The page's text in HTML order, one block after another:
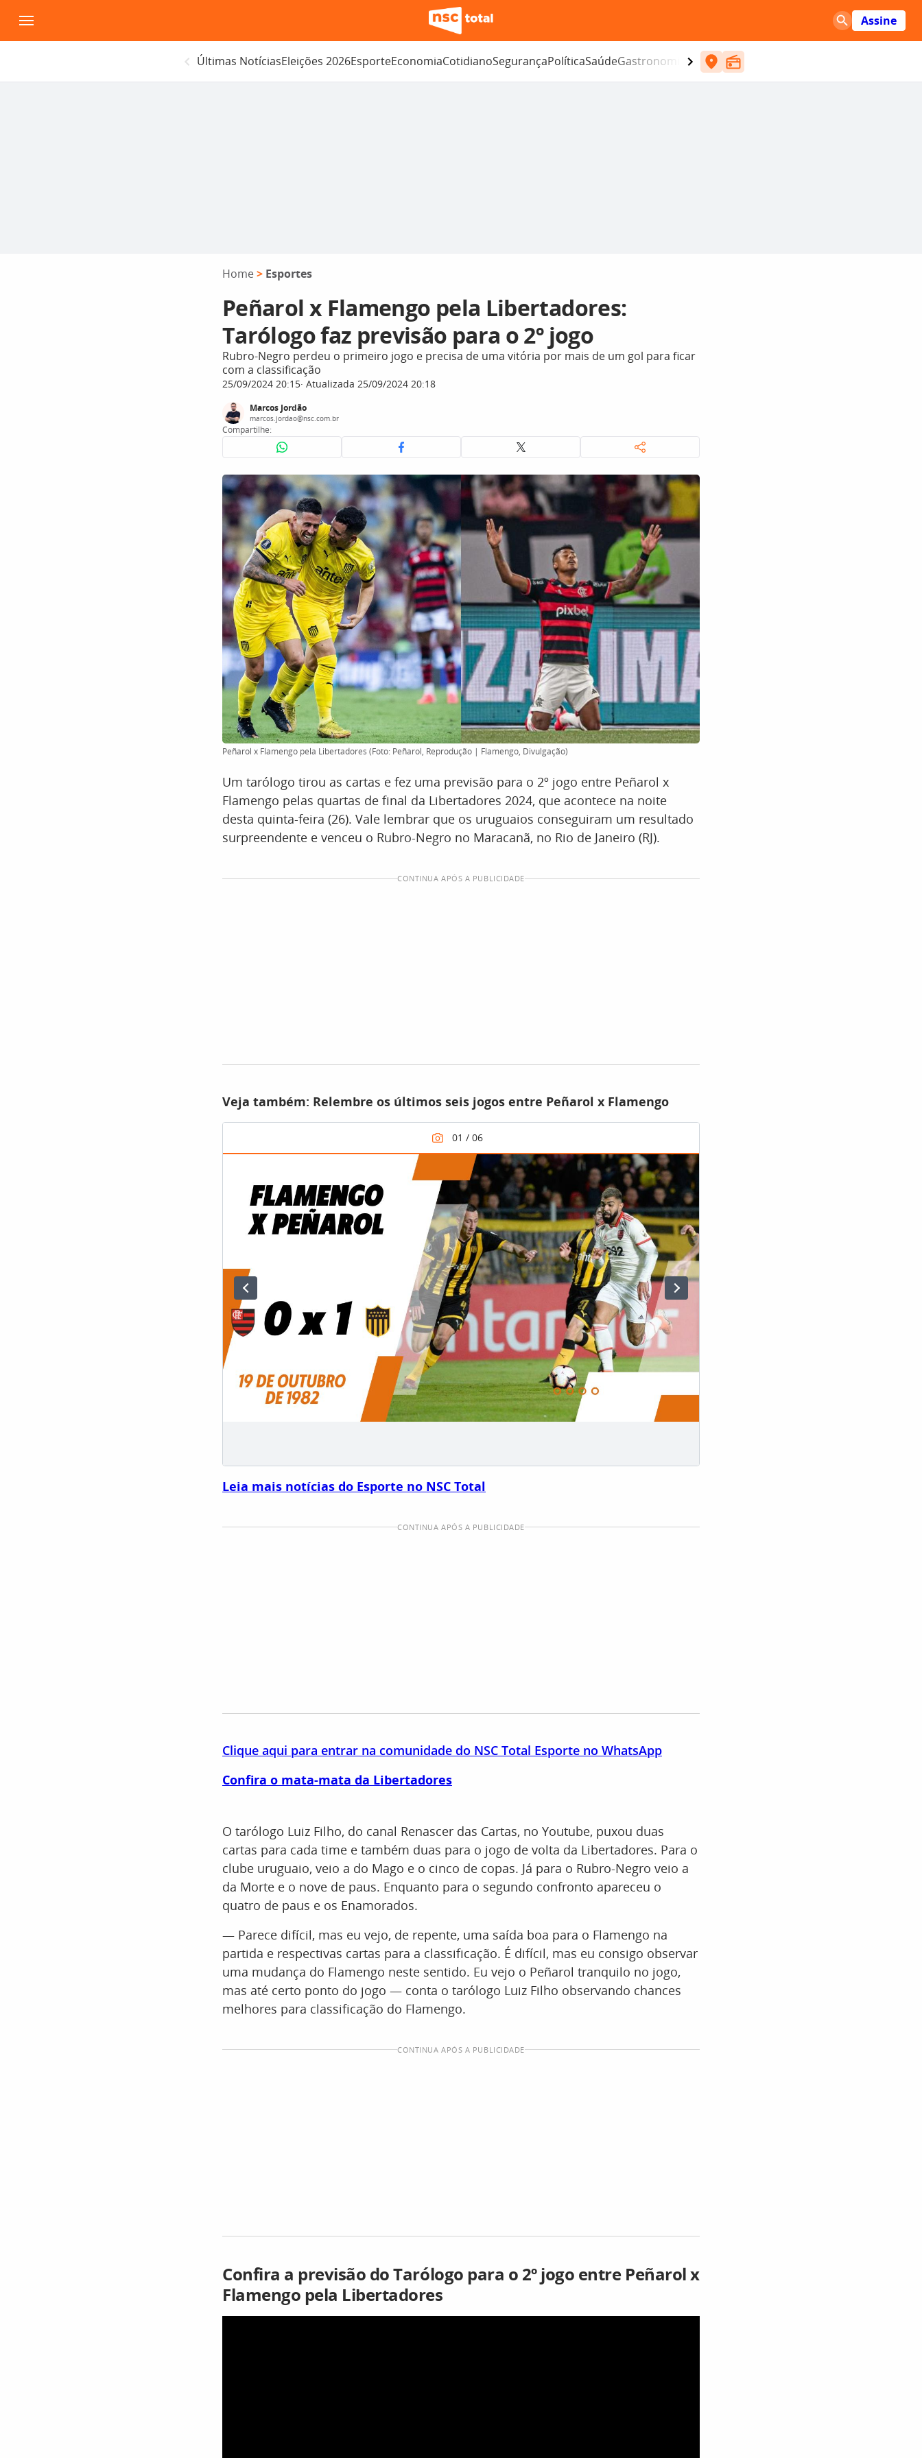
para
o
Assine
Últimas NotíciasEleições 2026EsporteEconomiaCotidianoSegurançaPolíticaSaúdeGastronomia Entretenimento
Home > Esportes
Peñarol x Flamengo pela Libertadores:
Tarólogo faz previsão para o 2º jogo
Rubro-Negro perdeu o primeiro jogo e precisa de uma vitória por mais de um gol para ficar
com a classificação
25/09/2024 20:15 Atualizada 25/09/2024 20:18
Marcos Jordão
marcos.jordao@nsc.com.br
Compartilhe:
Peñarol x Flamengo pela Libertadores (Foto: Peñarol, Reprodução | Flamengo, Divulgação)
Um tarólogo tirou as cartas e fez uma previsão para o 2º jogo entre Peñarol x
Flamengo pelas quartas de final da Libertadores 2024, que acontece na noite
desta quinta-feira (26). Vale lembrar que os uruguaios conseguiram um resultado
surpreendente e venceu o Rubro-Negro no Maracanã, no Rio de Janeiro (RJ).
CONTINUA APÓS A PUBLICIDADE
Veja também: Relembre os últimos seis jogos entre Peñarol x Flamengo
Leia mais notícias do Esporte no NSC Total
CONTINUA APÓS A PUBLICIDADE
Clique aqui para entrar na comunidade do NSC Total Esporte no WhatsApp
Confira o mata-mata da Libertadores
O tarólogo Luiz Filho, do canal Renascer das Cartas, no Youtube, puxou duas
cartas para cada time e também duas para o jogo de volta da Libertadores. Para o
clube uruguaio, veio a do Mago e o cinco de copas. Já para o Rubro-Negro veio a
da Morte e o nove de paus. Enquanto para o segundo confronto apareceu o
quatro de paus e os Enamorados.
— Parece difícil, mas eu vejo, de repente, uma saída boa para o Flamengo na
partida e respectivas cartas para a classificação. É difícil, mas eu consigo observar
uma mudança do Flamengo neste sentido. Eu vejo o Peñarol tranquilo no jogo,
mas até certo ponto do jogo — conta o tarólogo Luiz Filho observando chances
melhores para classificação do Flamengo.
CONTINUA APÓS A PUBLICIDADE
Confira a previsão do Tarólogo para o 2º jogo entre Peñarol x
Flamengo pela Libertadores